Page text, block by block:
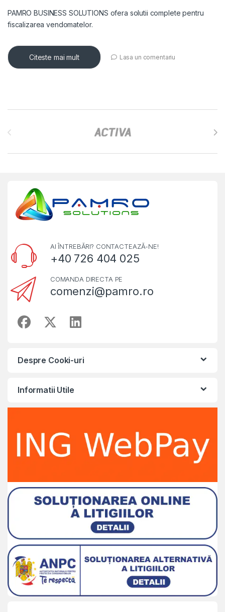
PAMRO BUSINESS SOLUTIONS ofera solutii complete pentru
fiscalizarea vendomatelor.
Citeste mai mult Lasa un comentariu
AI ÎNTREBĂRI? CONTACTEAZĂ-NE!
+40 726 404 025
COMANDA DIRECTA PE
comenzi@pamro.ro
Despre Cooki-uri
Informatii Utile